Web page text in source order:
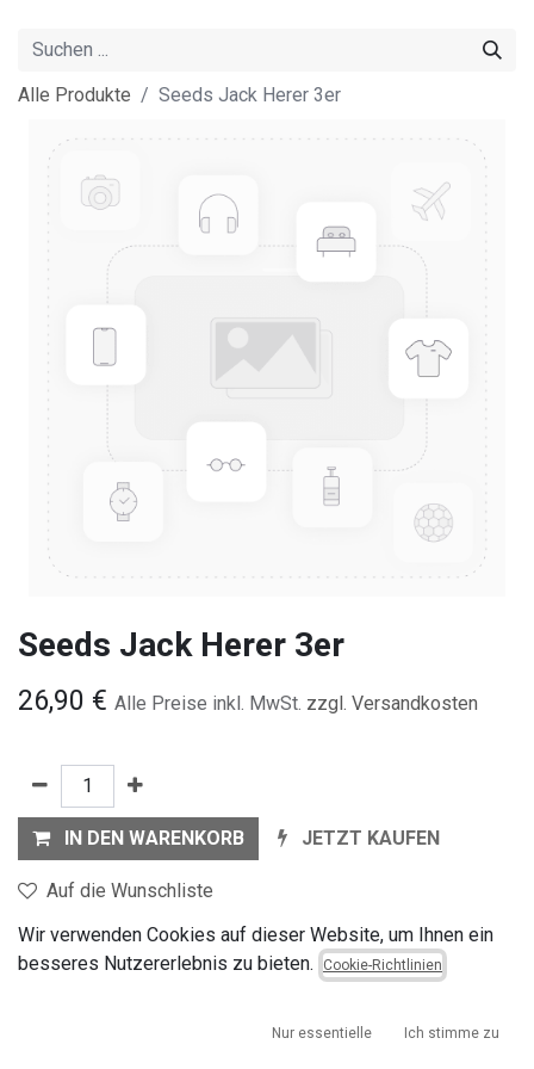
Alle Produkte Seeds Jack Herer 3er
Seeds Jack Herer 3er
26,90 € Alle Preise inkl. MwSt. zzgl. Versandkosten
IN DEN WARENKORB JETZT KAUFEN
Auf die Wunschliste
Geschäftsbedingungen
30-Tage-Geld-zurück-Garantie
Wir verwenden Cookies auf dieser Website, um Ihnen ein
besseres Nutzererlebnis zu bieten.
Cookie-Richtlinien
Nur essentielle Ich stimme zu